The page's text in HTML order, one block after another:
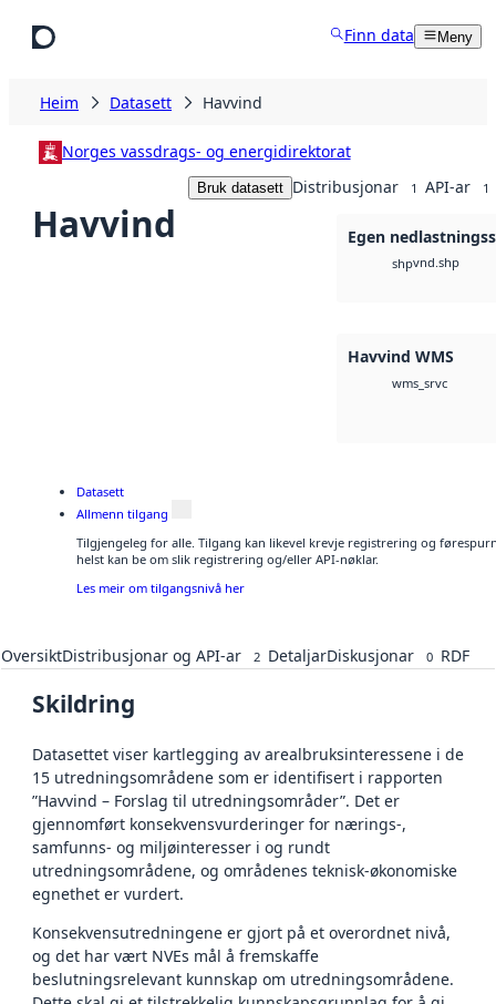
Finn data Meny
Heim Datasett Havvind
Norges vassdrags- og energidirektorat
Havvind
Bruk datasett Distribusjonar 1 API-ar 1
Egen
shpvnd.shp
Havvind WMS
wms_srvc
Datasett
Allmenn tilgang
Tilgjengeleg for alle. Tilgang kan likevel krevje registrering og
helst kan be om slik registrering og/eller API-nøklar.
Les meir om tilgangsnivå her
OversiktDistribusjonar og API-ar 2 DetaljarDiskusjonar 0 RDF
Skildring
Datasettet viser kartlegging av arealbruksinteressene i de
15 utredningsområdene som er identifisert i rapporten
”Havvind – Forslag til utredningsområder”. Det er
gjennomført konsekvensvurderinger for nærings-,
samfunns- og miljøinteresser i og rundt
utredningsområdene, og områdenes teknisk-økonomiske
egnethet er vurdert.
Konsekvensutredningene er gjort på et overordnet nivå,
og det har vært NVEs mål å fremskaffe
beslutningsrelevant kunnskap om utredningsområdene.